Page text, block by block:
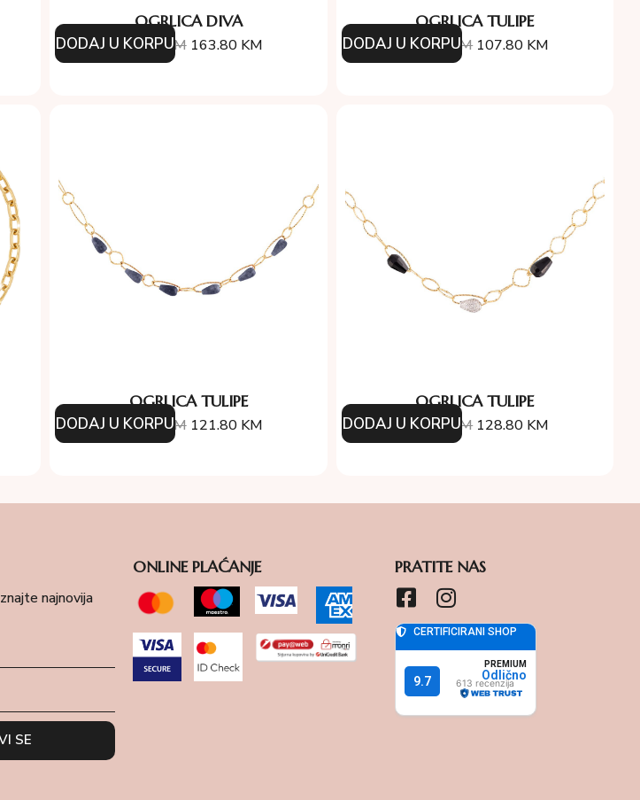
OGRLICA DIVA
234.00KM 163.80 KM
DODAJ U KORPU
OGRLICA TULIPE
154.00KM 107.80 KM
DODAJ U KORPU
OGRLICA TULIPE
174.00KM 121.80 KM
DODAJ U KORPU
OGRLICA TULIPE
184.00KM 128.80 KM
DODAJ U KORPU
najnovija
SE
ONLINE PLAĆANJE PRATITE NAS